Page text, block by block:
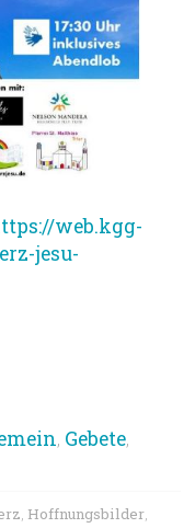
web.kgg-
jesu-
, Gebete,
, Hoffnungsbilder,